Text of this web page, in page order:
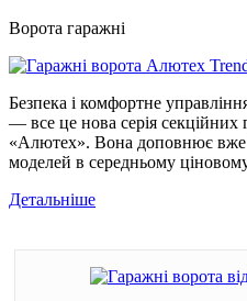
Ворота гаражні
Безпека і комфортне
— все це нова серія секційних
«Алютех». Вона доповнює вже
моделей в середньому
Детальніше